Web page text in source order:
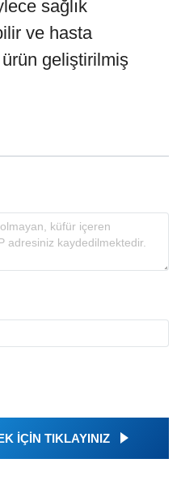
sağlık
ve hasta
ürün geliştirilmiş
İÇİN TIKLAYINIZ